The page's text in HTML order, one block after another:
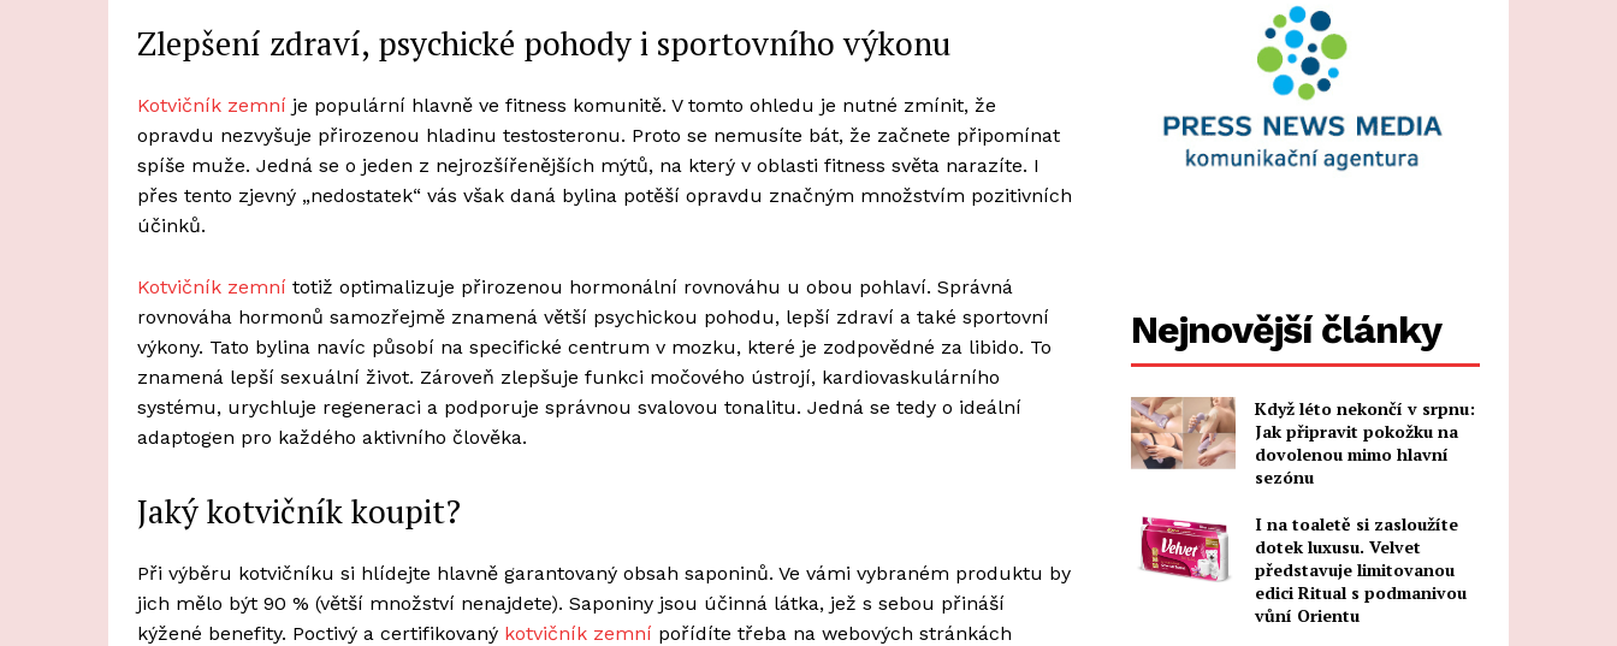
Zlepšení zdraví, psychické pohody i sportovního výkonu
Kotvičník zemní je populární hlavně ve fitness komunitě. V tomto ohledu je nutné zmínit, že
opravdu nezvyšuje přirozenou hladinu testosteronu. Proto se nemusíte bát, že začnete připomínat
spíše muže. Jedná se o jeden z nejrozšířenějších mýtů, na který v oblasti fitness světa narazíte. I
přes tento zjevný „nedostatek“ vás však daná bylina potěší opravdu značným množstvím pozitivních
účinků.
Kotvičník zemní totiž optimalizuje přirozenou hormonální rovnováhu u obou pohlaví. Správná
rovnováha hormonů samozřejmě znamená větší psychickou pohodu, lepší zdraví a také sportovní
výkony. Tato bylina navíc působí na specifické centrum v mozku, které je zodpovědné za libido. To
znamená lepší sexuální život. Zároveň zlepšuje funkci močového ústrojí, kardiovaskulárního
systému, urychluje regeneraci a podporuje správnou svalovou tonalitu. Jedná se tedy o ideální
adaptogen pro každého aktivního člověka.
Jaký kotvičník koupit?
Při výběru kotvičníku si hlídejte hlavně garantovaný obsah saponinů. Ve vámi vybraném produktu by
jich mělo být 90 % (větší množství nenajdete). Saponiny jsou účinná látka, jež s sebou přináší
kýžené benefity. Poctivý a certifikovaný kotvičník zemní pořídíte třeba na webových stránkách
Nejnovější články
Když léto nekončí v srpnu:
Jak připravit pokožku na
dovolenou mimo hlavní
sezónu
I na toaletě si zasloužíte
dotek luxusu. Velvet
představuje limitovanou
edici Ritual s podmanivou
vůní Orientu